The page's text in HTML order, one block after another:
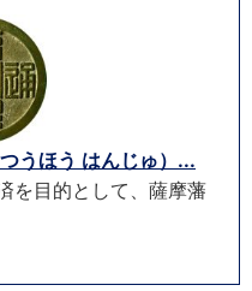
うほう はんじゅ）...
を目的として、薩摩藩